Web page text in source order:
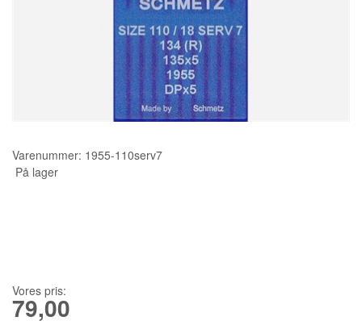
SCANNCUT
Varenummer: 1955-110serv7
På lager
Vores pris:
79,00